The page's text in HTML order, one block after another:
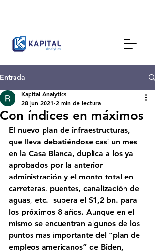
Entrada
Con índices en máximos
Kapital Analytics
28 jun 2021 2 min de lectura
El nuevo plan de infraestructuras,
que lleva debatiéndose casi un mes
en la Casa Blanca, duplica a los ya
aprobados por la anterior
administración y el monto total en
carreteras, puentes, canalización de
aguas, etc.  supera el $1,2 bn. para
los próximos 8 años. Aunque en el
mismo se encuentran algunos de los
puntos más importante del “plan de
empleos americanos” de Biden,